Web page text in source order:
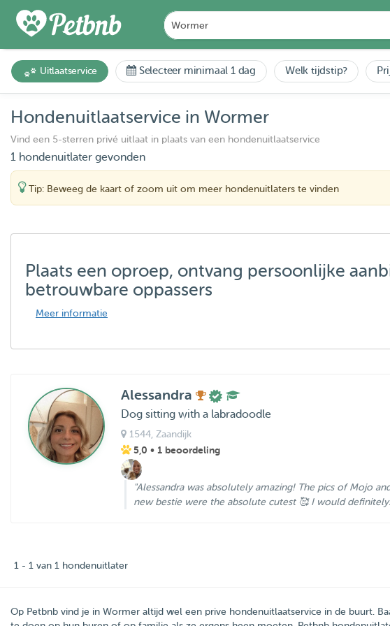
Uitlaatservice Selecteer minimaal 1 dag Welk tijdstip?
Hondenuitlaatservice in Wormer
Vind een 5-sterren privé uitlaat in plaats van een hondenuitlaatservice
1 hondenuitlater gevonden
Tip: Beweeg de kaart of zoom uit om meer hondenuitlaters te vinden
Plaats een oproep, ontvang persoonlijke
betrouwbare oppassers
Meer informatie
Alessandra
Dog sitting with a labradoodle
1544, Zaandijk
5,0 • 1 beoordeling
"Alessandra was absolutely amazing! The pics of Mojo
new bestie were the absolute cutest 🥰 I would
1 - 1 van 1 hondenuitlater
Op Petbnb vind je in Wormer altijd wel een prive hondenuitlaatservice in de buurt.